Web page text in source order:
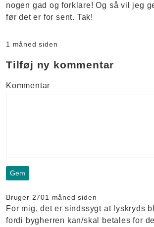
nogen gad og forklare! Og så vil jeg
før det er for sent. Tak!
1 måned siden
Tilføj ny kommentar
Kommentar
Bruger 2701 måned siden
For mig, det er sindssygt at lyskryds
fordi bygherren kan/skal betales for